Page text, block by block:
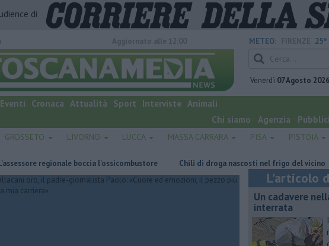
di
METEO: 25°
Venerdì 07 Agosto 2026
Eventi Cronaca Attualità Sport Interviste Animali
Chi siamo
Agenzia
GROSSETO LIVORNO LUCCA MASSA CARRARA PISA PISTOIA
regionale boccia l'ossicombustore Chili di droga nascosti nel frigo del vicino
L'articolo
Un cadavere
interrata